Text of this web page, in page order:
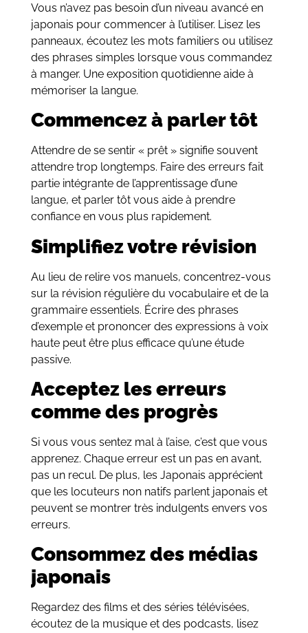
Vous n’avez pas besoin d’un niveau avancé en
japonais pour commencer à l’utiliser. Lisez les
panneaux, écoutez les mots familiers ou utilisez
des phrases simples lorsque vous commandez
à manger. Une exposition quotidienne aide à
mémoriser la langue.
Commencez à parler tôt
Attendre de se sentir « prêt » signifie souvent
attendre trop longtemps. Faire des erreurs fait
partie intégrante de l’apprentissage d’une
langue, et parler tôt vous aide à prendre
confiance en vous plus rapidement.
Simplifiez votre révision
Au lieu de relire vos manuels, concentrez-vous
sur la révision régulière du vocabulaire et de la
grammaire essentiels. Écrire des phrases
d’exemple et prononcer des expressions à voix
haute peut être plus efficace qu’une étude
passive.
Acceptez les erreurs
comme des progrès
Si vous vous sentez mal à l’aise, c’est que vous
apprenez. Chaque erreur est un pas en avant,
pas un recul. De plus, les Japonais apprécient
que les locuteurs non natifs parlent japonais et
peuvent se montrer très indulgents envers vos
erreurs.
Consommez des médias
japonais
Regardez des films et des séries télévisées,
écoutez de la musique et des podcasts, lisez